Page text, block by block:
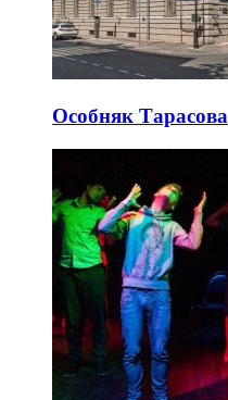
Особняк Тарасова